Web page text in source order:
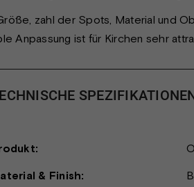
zahl der Spots, Material und
Anpassung ist für Kirchen sehr
& Finish: